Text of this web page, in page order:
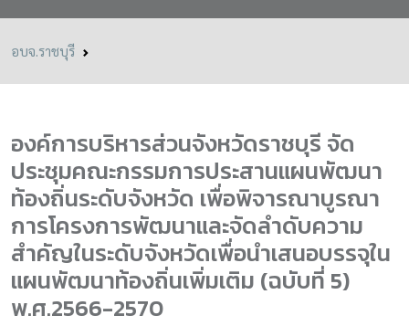
อบจ.ราชบุรี
องค์การบริหารส่วนจังหวัดราชบุรี จัด
ประชุมคณะกรรมการประสานแผนพัฒนา
ท้องถิ่นระดับจังหวัด เพื่อพิจารณาบูรณา
การโครงการพัฒนาและจัดลำดับความ
สำคัญในระดับจังหวัดเพื่อนำเสนอบรรจุใน
แผนพัฒนาท้องถิ่นเพิ่มเติม (ฉบับที่ 5)
พ.ศ.2566-2570